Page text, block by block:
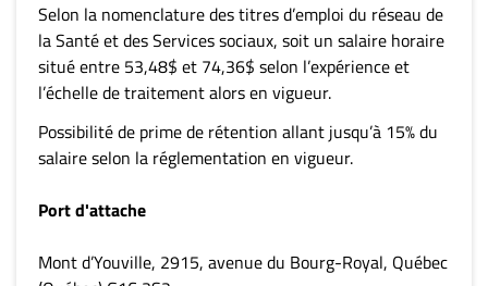
Selon la nomenclature des titres d’emploi du réseau de
la Santé et des Services sociaux, soit un salaire horaire
situé entre 53,48$ et 74,36$ selon l’expérience et
l’échelle de traitement alors en vigueur.
Possibilité de prime de rétention allant jusqu’à 15% du
salaire selon la réglementation en vigueur.
Port d'attache
Mont d’Youville, 2915, avenue du Bourg-Royal, Québec